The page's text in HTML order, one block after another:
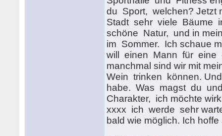
du Sport, welchen? Jetzt
Stadt sehr viele Bäume
schöne Natur, und in
im Sommer. Ich schaue
will einen Mann für eine
manchmal sind wir mit
Wein trinken können.
habe. Was magst du
Charakter, ich möchte
xxxx ich werde sehr
bald wie möglich. Ich